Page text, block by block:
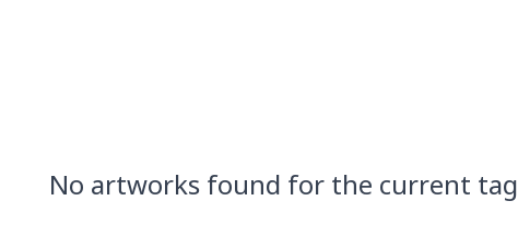
No artworks found for the current tag